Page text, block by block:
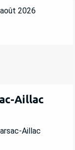
2026
Aillac
Aillac